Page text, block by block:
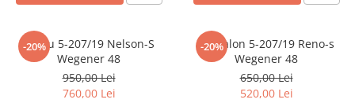
-20%
Sacou 5-207/19 Nelson-S
Wegener 48
950,00 Lei
760,00 Lei
-20%
Pantalon 5-207/19 Reno-s
Wegener 48
650,00 Lei
520,00 Lei